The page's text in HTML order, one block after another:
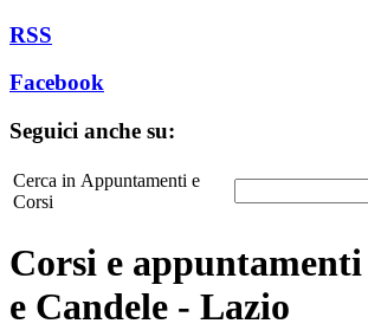
RSS
Facebook
Seguici anche su:
Cerca in Appuntamenti e
Corsi
Corsi e
e Candele - Lazio